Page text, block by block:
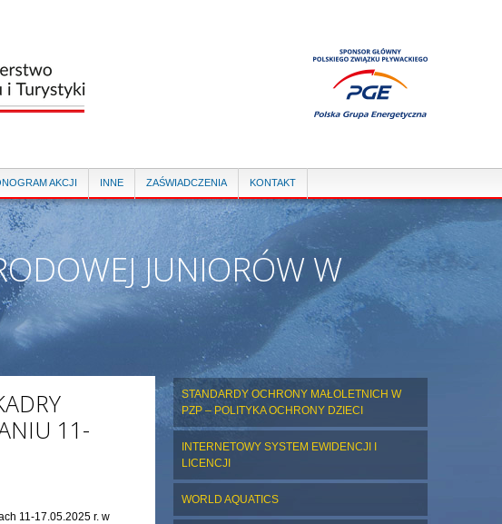
AKCJI INNE ZAŚWIADCZENIA KONTAKT
JUNIORÓW W
11-
11-17.05.2025 r. w
STANDARDY OCHRONY MAŁOLETNICH W
PZP – POLITYKA OCHRONY DZIECI
INTERNETOWY SYSTEM EWIDENCJI I
LICENCJI
WORLD AQUATICS